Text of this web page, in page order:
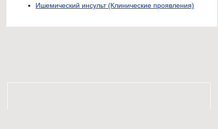
Ишемический инсульт (Клинические проявления)